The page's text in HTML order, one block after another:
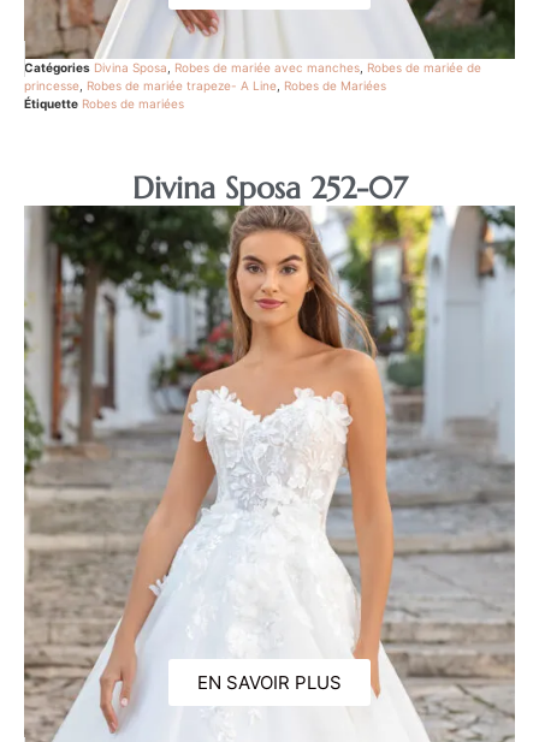
Catégories Divina Sposa Robes de mariée avec manches Robes de mariée de
princesse Robes de mariée trapeze- A Line Robes de Mariées
Étiquette Robes de mariées
Divina Sposa 252-07
EN SAVOIR PLUS